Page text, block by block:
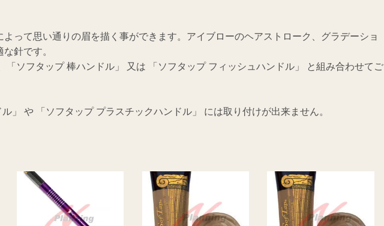
ブ
(10P)
って思い通りの眉を描く事ができます。アイブローのヘアストローク、グラデーショ
針です。
「ソフタップ 棒ハンドル」 又は 「ソフタップ フィッシュハンドル」 と組み合わせてご
」 や 「ソフタップ プラスチックハンドル」 には取り付けが出来ません。